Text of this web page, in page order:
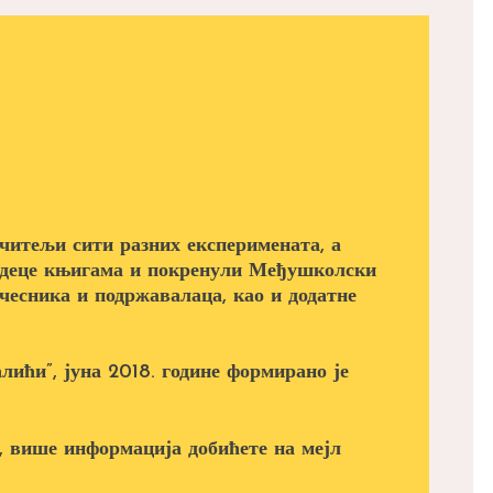
сити разних експеримената, а
књигама и покренули Међушколски
и подржавалаца, као и додатне
јуна 2018. године формирано је
информација добићете на мејл